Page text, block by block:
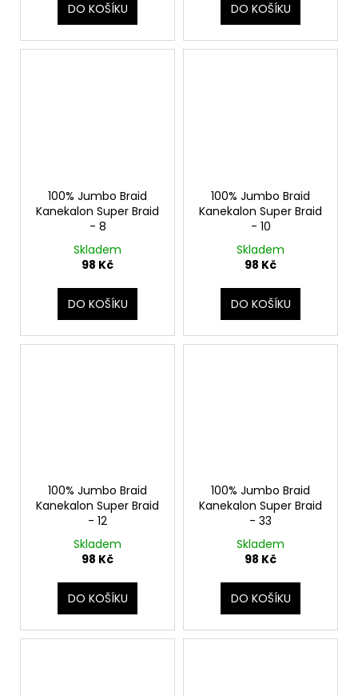
DO KOŠÍKU DO KOŠÍKU
100% Jumbo Braid
Kanekalon Super Braid
- 8
Skladem
98 Kč
DO KOŠÍKU
100% Jumbo Braid
Kanekalon Super Braid
- 10
Skladem
98 Kč
DO KOŠÍKU
100% Jumbo Braid
Kanekalon Super Braid
- 12
Skladem
98 Kč
DO KOŠÍKU
100% Jumbo Braid
Kanekalon Super Braid
- 33
Skladem
98 Kč
DO KOŠÍKU